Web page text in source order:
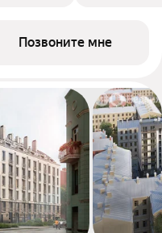
Позвоните мне